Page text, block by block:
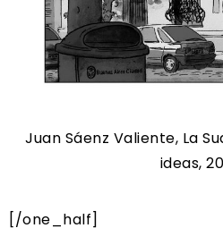
Juan Sáenz Valiente, La
ideas,
[/one_half]